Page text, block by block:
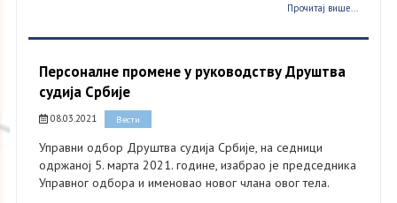
Прочитај више...
Персоналне промене у руководству Друштва
судија Србије
08.03.2021 Вести
Управни одбор Друштва судија Србије, на седници
одржаној 5. марта 2021. године, изабрао је председника
Управног одбора и именовао новог члана овог тела.